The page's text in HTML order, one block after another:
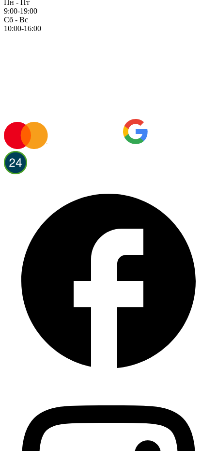
Пн - Пт
9:00-19:00
Сб - Вс
10:00-16:00